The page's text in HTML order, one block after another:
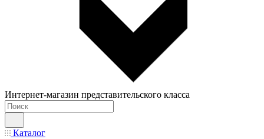
Интернет-магазин представительского класса
Каталог